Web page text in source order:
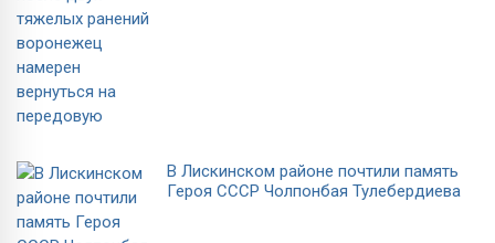
В Лискинском районе почтили память
Героя СССР Чолпонбая Тулебердиева